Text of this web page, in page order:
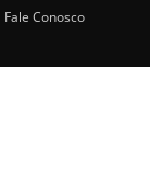
Fale Conosco